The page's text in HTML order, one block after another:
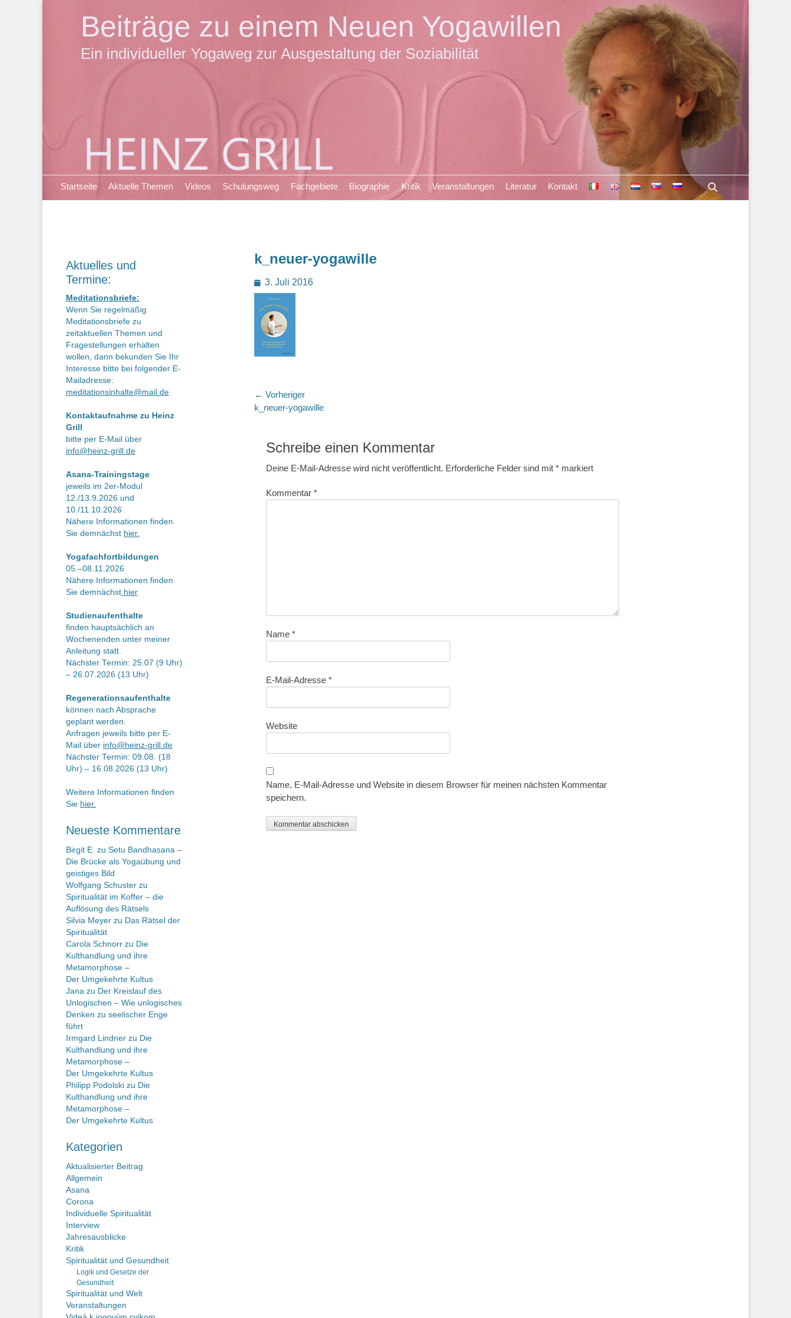
Beiträge zu einem Neuen Yogawillen
Ein individueller Yogaweg zur Ausgestaltung der Soziabilität
Primäres Menü
ZumStartseite Aktuelle Themen Videos Schulungsweg Fachgebiete Biographie Kritik Veranstaltungen Literatur Kontakt
k_neuer-yogawille
Posted
3. Juli 2016
Beitragsnavigation
← Vorheriger
Vorheriger
k_neuer-yogawille
Schreibe einen Kommentar
Deine E-Mail-Adresse wird nicht veröffentlicht. Erforderliche Felder sind mit * markiert
Kommentar *
Name *
E-Mail-Adresse *
Website
Name, E-Mail-Adresse und Website in diesem Browser für meinen nächsten Kommentar
speichern.
Aktuelles und
Termine:
Meditationsbriefe:
Wenn Sie regelmäßig
Meditationsbriefe zu
zeitaktuellen Themen und
Fragestellungen erhalten
wollen, dann bekunden Sie Ihr
Interesse bitte bei folgender E-
Mailadresse:
meditationsinhalte@mail.de
Kontaktaufnahme zu Heinz
Grill
bitte per E-Mail über
info@heinz-grill.de
Asana-Trainingstage
jeweils im 2er-Modul
12./13.9.2026 und
10./11.10.2026
Nähere Informationen finden
Sie demnächst hier.
Yogafachfortbildungen
05.–08.11.2026
Nähere Informationen finden
Sie demnächst hier
Studienaufenthalte
finden hauptsächlich an
Wochenenden unter meiner
Anleitung statt.
Nächster Termin: 25.07 (9 Uhr)
– 26.07.2026 (13 Uhr)
Regenerationsaufenthalte
können nach Absprache
geplant werden.
Anfragen jeweils bitte per E-
Mail über info@heinz-grill.de
Nächster Termin: 09.08. (18
Uhr) – 16.08.2026 (13 Uhr)
Weitere Informationen finden
Sie hier.
Neueste Kommentare
Birgit E. zu Setu Bandhasana –
Die Brücke als Yogaübung und
geistiges Bild
Wolfgang Schuster zu
Spiritualität im Koffer – die
Auflösung des Rätsels
Silvia Meyer zu Das Rätsel der
Spiritualität
Carola Schnorr zu Die
Kulthandlung und ihre
Metamorphose –
Der Umgekehrte Kultus
Jana zu Der Kreislauf des
Unlogischen – Wie unlogisches
Denken zu seelischer Enge
führt
Irmgard Lindner zu Die
Kulthandlung und ihre
Metamorphose –
Der Umgekehrte Kultus
Philipp Podolski zu Die
Kulthandlung und ihre
Metamorphose –
Der Umgekehrte Kultus
Kategorien
Aktualisierter Beitrag
Allgemein
Asana
Corona
Individuelle Spiritualität
Interview
Jahresausblicke
Kritik
Spiritualität und Gesundheit
Logik und Gesetze der
Gesundheit
Spiritualität und Welt
Veranstaltungen